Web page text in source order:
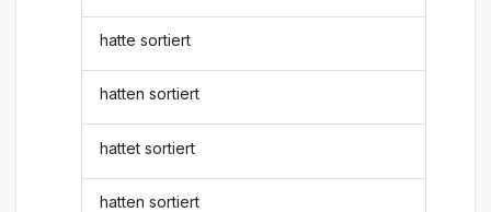
hatte sortiert
hatten sortiert
hattet sortiert
hatten sortiert